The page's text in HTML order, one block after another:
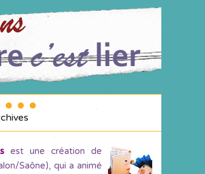
est une création de
Saône), qui a animé